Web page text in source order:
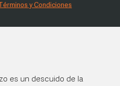
Términos y Condiciones
es un descuido de la